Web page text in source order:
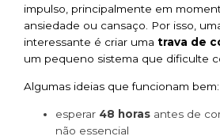
impulso, principalmente em
ansiedade ou cansaço. Por isso,
interessante é criar uma trava de
um pequeno sistema que dificulte
Algumas ideias que funcionam bem:
esperar 48 horas antes de
não essencial